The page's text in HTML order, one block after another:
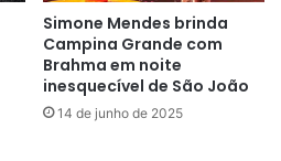
Simone Mendes brinda
Campina Grande com
Brahma em noite
inesquecível de São João
14 de junho de 2025